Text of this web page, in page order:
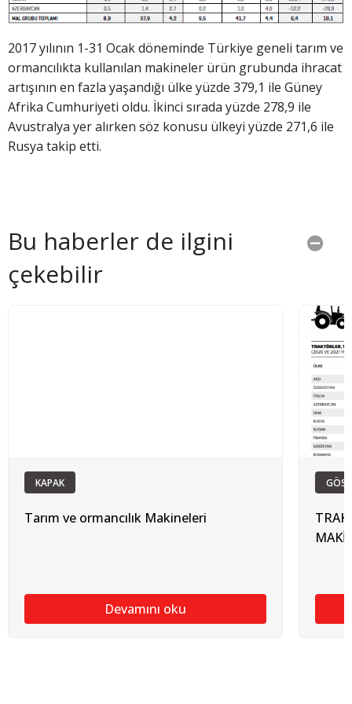
2017 yılının 1-31 Ocak döneminde Türkiye geneli tarım ve
ormancılıkta kullanılan makineler ürün grubunda ihracat
artışının en fazla yaşandığı ülke yüzde 379,1 ile Güney
Afrika Cumhuriyeti oldu. İkinci sırada yüzde 278,9 ile
Avustralya yer alırken söz konusu ülkeyi yüzde 271,6 ile
Rusya takip etti.
Bu haberler de ilgini
çekebilir
KAPAK
Tarım ve ormancılık Makineleri
Devamını oku